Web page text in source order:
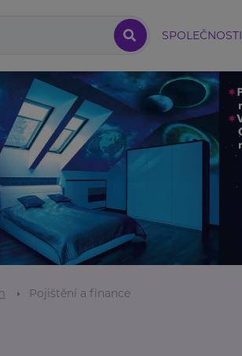
SPOLEČNOSTI
Pojištění a finance